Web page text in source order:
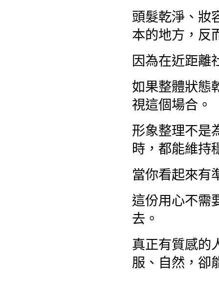
頭髮乾淨、妝
本的地方，反
因為在近距離
如果整體狀態
視這個場合。
形象整理不是
時，都能維持
當你看起來有
這份用心不需
去。
真正有質感的
服、自然，卻